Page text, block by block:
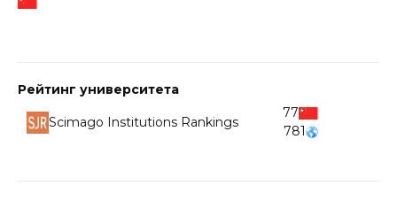
Рейтинг университета
Scimago Institutions Rankings
77
781